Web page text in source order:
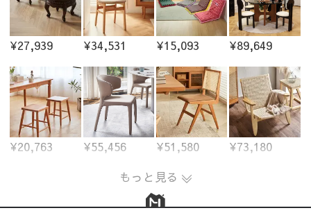
¥27,939 ¥34,531 ¥15,093 ¥89,649
¥20,763 ¥55,456 ¥51,580
¥73,180
もっと見る